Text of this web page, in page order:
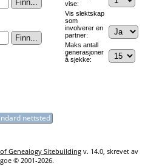
vise:
Vis slektskap
som
involverer en
partner:
Maks antall
generasjoner
å sjekke:
nettsted
Genealogy Sitebuildingv. 14.0, skrevet av
© 2001-2026.